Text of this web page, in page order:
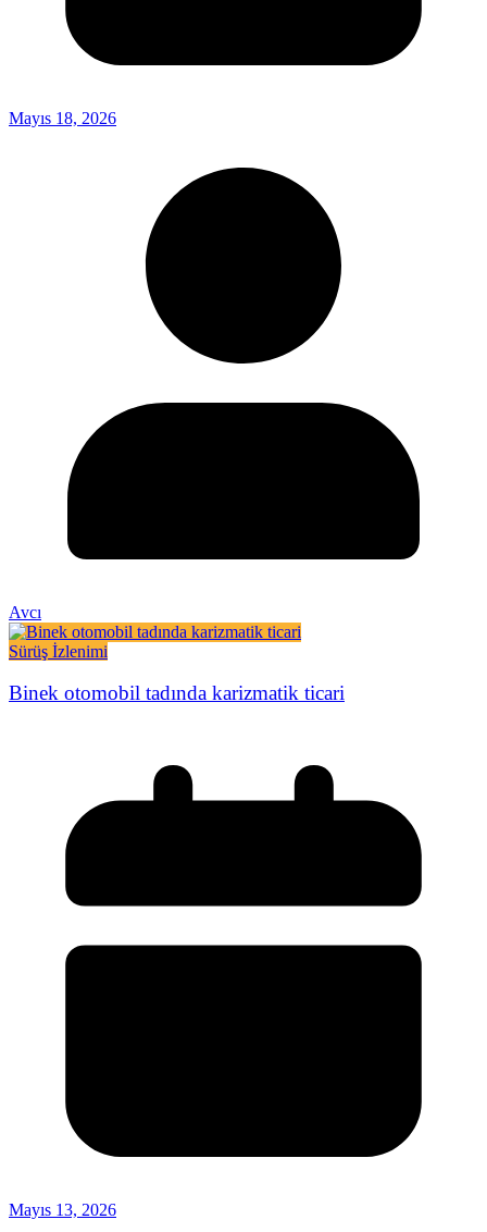
Mayıs 18, 2026
Avcı
Sürüş İzlenimi
Binek otomobil tadında karizmatik ticari
Mayıs 13, 2026